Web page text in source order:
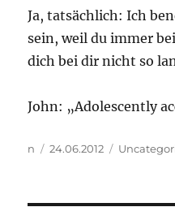
Ja, tatsächlich: Ich
sein, weil du immer
dich bei dir nicht so
John: „Adolescently
Autor
n
Veröffentlicht
24.06.2012